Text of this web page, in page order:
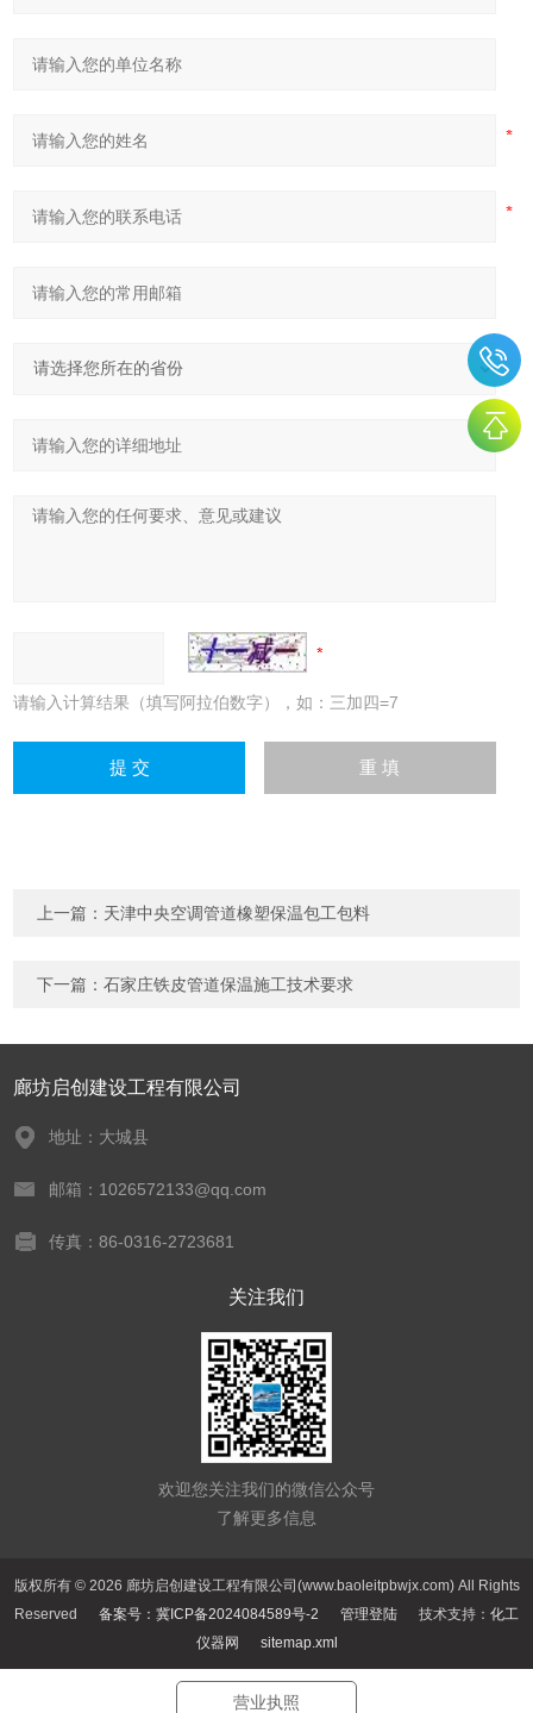
请输入计算结果（填写阿拉伯数字），如：三加四=7
上一篇： 天津中央空调管道橡塑保温包工包料
下一篇：石家庄铁皮管道保温施工技术要求
廊坊启创建设工程有限公司
地址：大城县
邮箱：1026572133@qq.com
传真：86-0316-2723681
关注我们
欢迎您关注我们的微信公众号
了解更多信息
版权所有 © 2026 廊坊启创建设工程有限公司(www.baoleitpbwjx.com) All Rights
Reserved 备案号：冀ICP备2024084589号-2 管理登陆 技术支持： 化工
仪器网
sitemap.xml
营业执照